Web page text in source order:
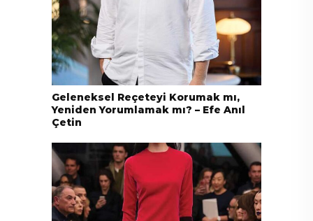
Geleneksel Reçeteyi Korumak mı,
Yeniden Yorumlamak mı? – Efe Anıl
Çetin